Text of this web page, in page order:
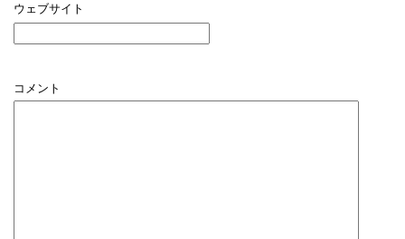
ウェブサイト
コメント